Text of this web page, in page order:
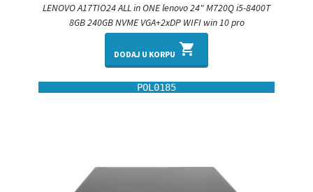
LENOVO A17TIO24 ALL in ONE lenovo 24" M720Q i5-8400T
8GB 240GB NVME VGA+2xDP WIFI win 10 pro
DODAJ U KORPU shopping_cart
POL0185